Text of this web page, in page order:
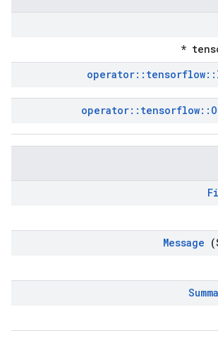
operator:: tensorflow::
operator:: tensorflow::
Message